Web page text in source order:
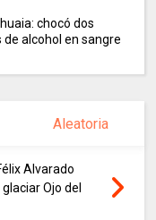
chocó dos
alcohol en sangre
Aleatoria
Alvarado
Ojo del